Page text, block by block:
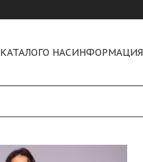
КАТАЛОГО НАСИНФОРМАЦИЯ